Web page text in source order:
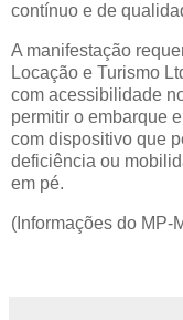
contínuo e de
A manifestação
Locação e Turismo
com acessibilidade
permitir o embarque
com dispositivo que
deficiência ou
em pé.
(Informações do MP-